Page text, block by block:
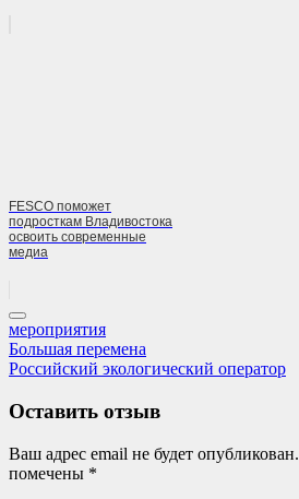
FESCO поможет
подросткам Владивостока
освоить современные
медиа
мероприятия
Навигация
по
записям
Previous
Post:
Большая перемена
Next
Российский экологический оператор
Оставить отзыв
Ваш адрес email не будет опубликован.
помечены *